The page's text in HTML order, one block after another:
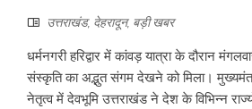
उत्तराखंड, देहरादून, बड़ी खबर
धर्मनगरी हरिद्वार में कांवड़ यात्रा के दौरान
संस्कृति का अद्भुत संगम देखने को मिला।
नेतृत्व में देवभूमि उत्तराखंड ने देश के विभिन्न